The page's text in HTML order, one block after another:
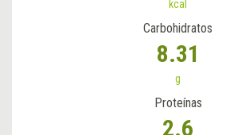
kcal
Carbohidratos
8.31
g
Proteínas
2.6